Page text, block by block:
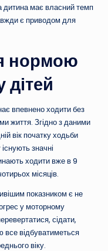
має власний темп
є приводом для
нормою
дітей
впевнено ходити без
життя. Згідно з даними
вік початку ходьби
значні
ходити вже в 9
місяців.
показником є не
у моторному
сідати,
все відбуватиметься
віку.